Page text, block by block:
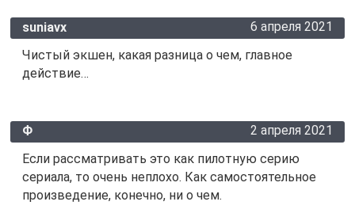
suniavx
6 апреля 2021
Чистый экшен, какая разница о чем, главное
действие…
Ф
2 апреля 2021
Если рассматривать это как пилотную серию
сериала, то очень неплохо. Как самостоятельное
произведение, конечно, ни о чем.